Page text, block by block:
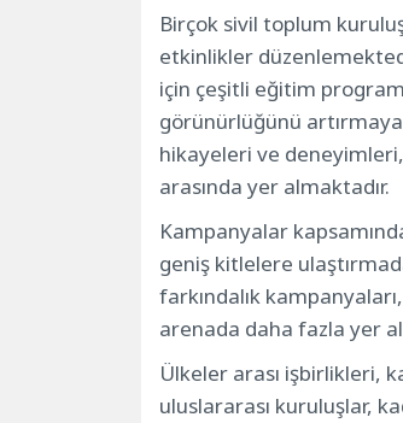
Birçok sivil toplum
etkinlikler
için çeşitli eğitim
görünürlüğünü
hikayeleri ve
arasında yer almaktadır.
Kampanyalar
geniş kitlelere
farkındalık
arenada daha fazla yer
Ülkeler arası işbirlikleri,
uluslararası kuruluşlar,